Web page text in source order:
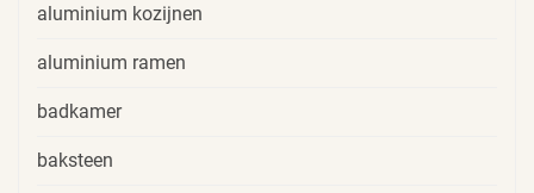
aluminium kozijnen
aluminium ramen
badkamer
baksteen